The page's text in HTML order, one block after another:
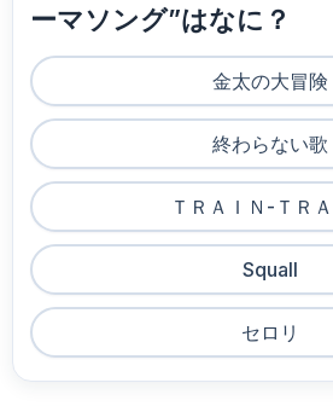
ーマソング”はなに？
金太の大冒険
終わらない歌
ＴＲＡＩＮ-ＴＲ
Squall
セロリ